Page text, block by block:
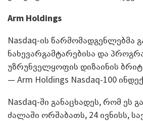
Arm Holdings
Nasdaq-ის წარმომადგენლებმა
ნახევარგამტარებისა და
უზრუნველყოფის დიზაინის
— Arm Holdings Nasdaq-100
Nasdaq-ში განაცხადეს, რომ ეს
ძალაში ორშაბათს, 24 ივნისს,